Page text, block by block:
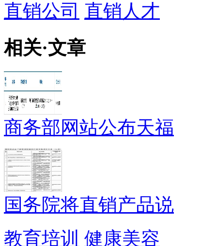
直销公司 直销人才
相关·文章
商务部网站公布天福
国务院将直销产品说
教育培训 健康美容